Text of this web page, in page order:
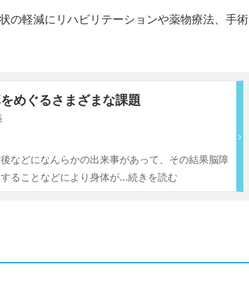
の軽減にリハビリテーションや薬物療法、手術
めぐるさまざまな課題
などになんらかの出来事があって、その結果脳障
ることなどにより身体が...続きを読む